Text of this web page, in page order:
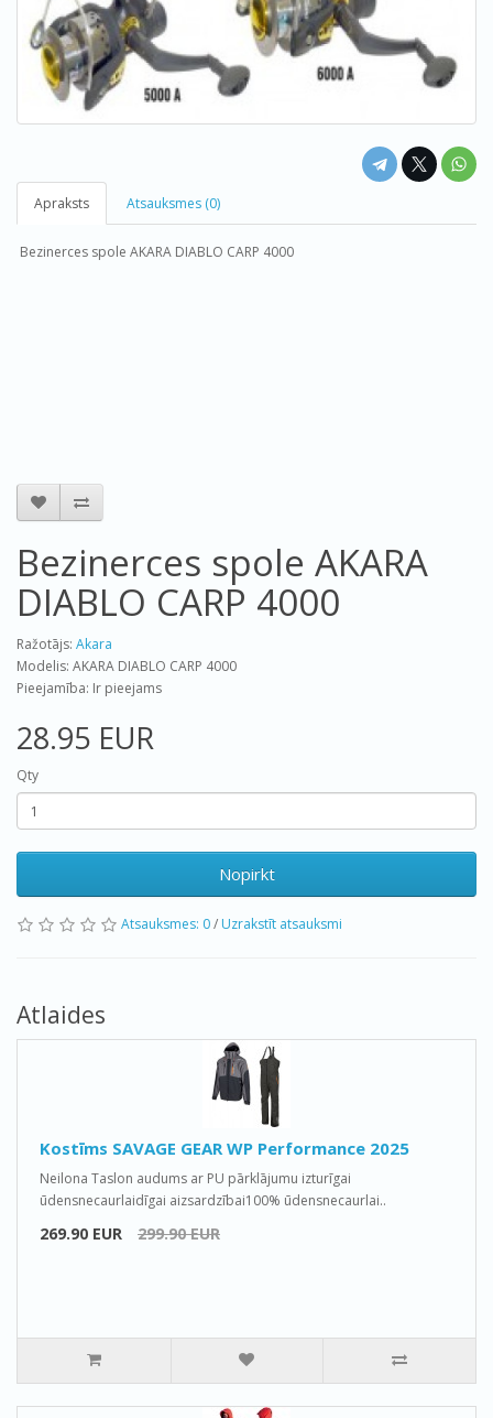
Apraksts Atsauksmes (0)
Bezinerces spole AKARA DIABLO CARP 4000
Bezinerces spole AKARA
DIABLO CARP 4000
Ražotājs: Akara
Modelis: AKARA DIABLO CARP 4000
Pieejamība: Ir pieejams
28.95 EUR
Qty
Nopirkt
Atsauksmes: 0/ Uzrakstīt atsauksmi
Atlaides
Kostīms SAVAGE GEAR WP Performance 2025
Neilona Taslon audums ar PU pārklājumu izturīgai
ūdensnecaurlaidīgai aizsardzībai100% ūdensnecaurlai..
269.90 EUR 299.90 EUR